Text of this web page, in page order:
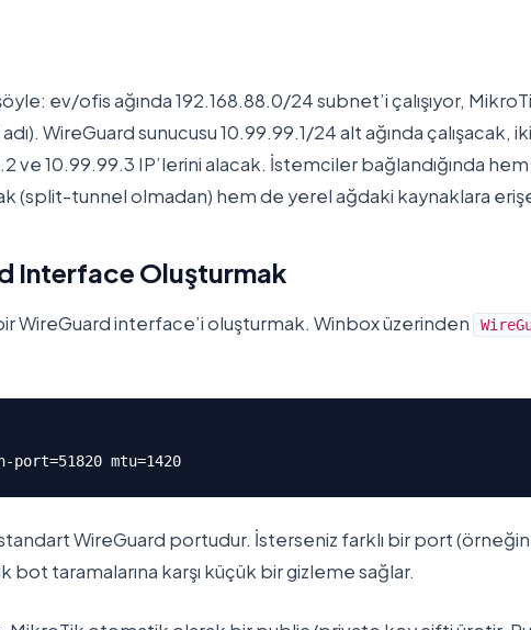
ev/ofis ağında 192.168.88.0/24 subnet’i çalışıyor,
WireGuard sunucusu 10.99.99.1/24 alt ağında çalışacak,
ve 10.99.99.3 IP’lerini alacak. İstemciler bağlandığında
(split-tunnel olmadan) hem de yerel ağdaki kaynaklara
Interface Oluşturmak
WireGuard interface’i oluşturmak. Winbox üzerinden
mtu=1420
WireGuard portudur. İsterseniz farklı bir port (örneğin
taramalarına karşı küçük bir gizleme sağlar.